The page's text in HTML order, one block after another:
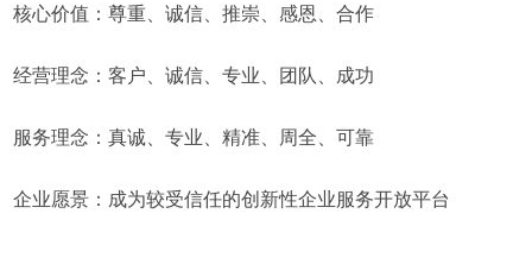
核心价值：尊重、诚信、推崇、感恩、合作
经营理念：客户、诚信、专业、团队、成功
服务理念：真诚、专业、精准、周全、可靠
企业愿景：成为较受信任的创新性企业服务开放平台